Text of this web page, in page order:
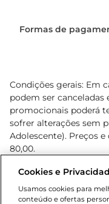
Formas de
Condições gerais: Em
podem ser
promocionais poderá
sofrer alterações sem
Adolescente). Preços
80,00.
Cookies e
Usamos cookies para
conteúdo e ofertas